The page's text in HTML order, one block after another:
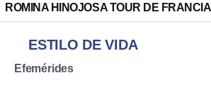
ROMINA HINOJOSA TOUR DE FRANCIA
ESTILO DE VIDA
Efemérides